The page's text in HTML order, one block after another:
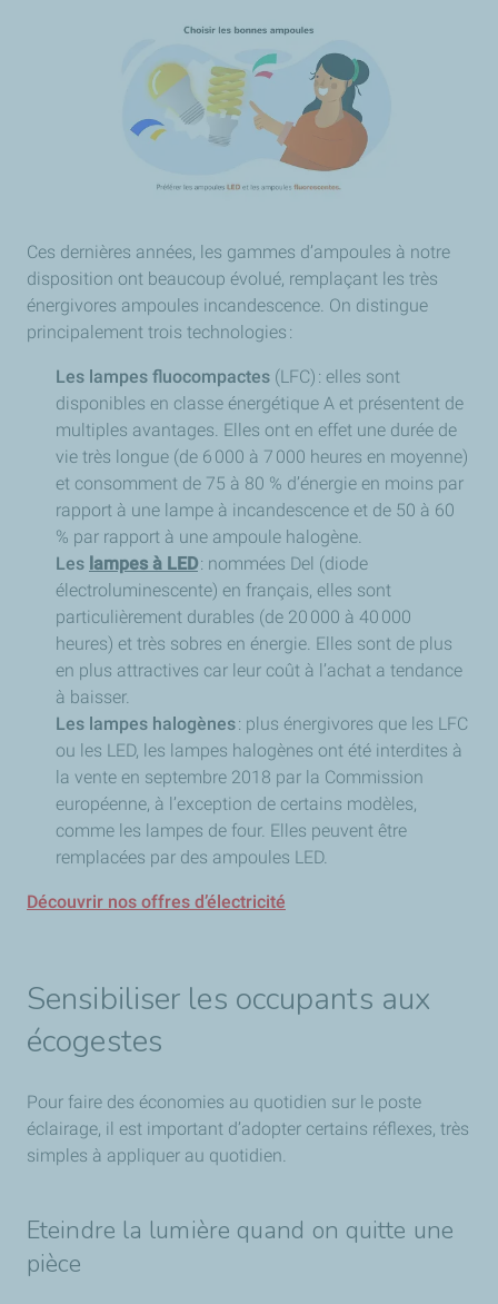
Ces dernières années, les gammes d’ampoules à notre
disposition ont beaucoup évolué, remplaçant les très
énergivores ampoules incandescence. On distingue
principalement trois technologies :
Les lampes fluocompactes (LFC) : elles sont
disponibles en classe énergétique A et présentent de
multiples avantages. Elles ont en effet une durée de
vie très longue (de 6 000 à 7 000 heures en moyenne)
et consomment de 75 à 80 % d’énergie en moins par
rapport à une lampe à incandescence et de 50 à 60
% par rapport à une ampoule halogène.
Les lampes à LED: nommées Del (diode
électroluminescente) en français, elles sont
particulièrement durables (de 20 000 à 40 000
heures) et très sobres en énergie. Elles sont de plus
en plus attractives car leur coût à l’achat a tendance
à baisser.
Les lampes halogènes: plus énergivores que les LFC
ou les LED, les lampes halogènes ont été interdites à
la vente en septembre 2018 par la Commission
européenne, à l’exception de certains modèles,
comme les lampes de four. Elles peuvent être
remplacées par des ampoules LED.
Découvrir nos offres d’électricité
Sensibiliser les occupants aux
écogestes
Pour faire des économies au quotidien sur le poste
éclairage, il est important d’adopter certains réflexes, très
simples à appliquer au quotidien.
Eteindre la lumière quand on quitte une
pièce